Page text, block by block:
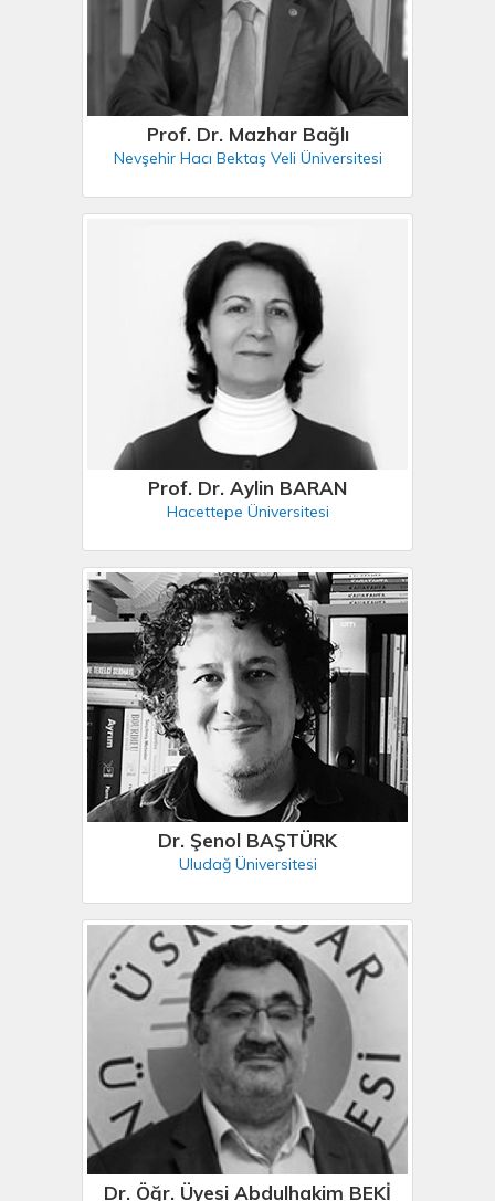
Prof. Dr. Mazhar Bağlı
Nevşehir Hacı Bektaş Veli Üniversitesi
Prof. Dr. Aylin BARAN
Hacettepe Üniversitesi
Dr. Şenol BAŞTÜRK
Uludağ Üniversitesi
Dr. Öğr. Üyesi Abdulhakim BEKİ